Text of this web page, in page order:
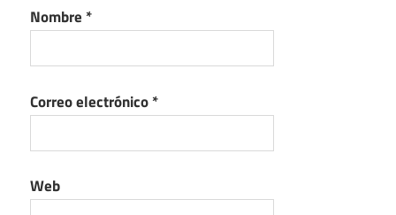
Nombre *
Correo electrónico*
Web